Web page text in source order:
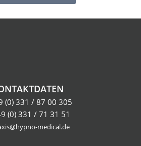
(0) 331 / 87 00 305
(0) 331 / 71 31 51
medical.de